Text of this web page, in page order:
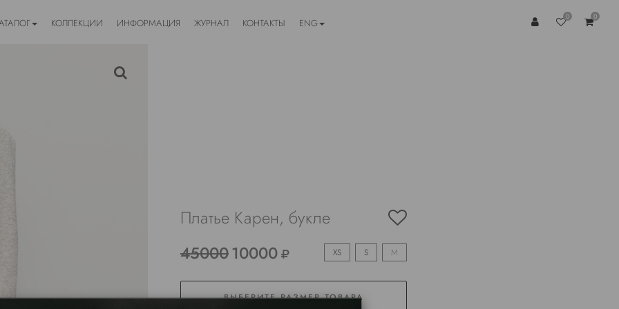
КОЛЛЕКЦИИ ИНФОРМАЦИЯ ЖУРНАЛ КОНТАКТЫ ENG
0 0
Платье Карен, букле
4500010000 XS S M
ВЫБЕРИТЕ РАЗМЕР ТОВАРА